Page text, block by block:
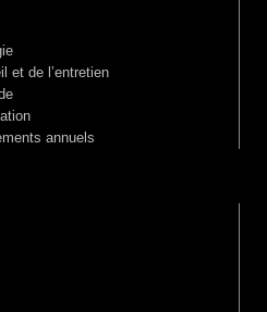
et de l’entretien
annuels